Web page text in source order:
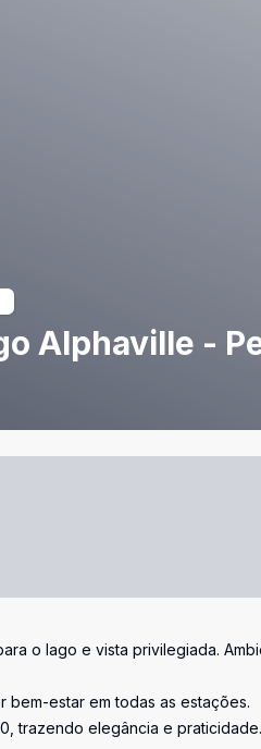
Alphaville -
o lago e vista privilegiada.
bem-estar em todas as estações.
trazendo elegância e